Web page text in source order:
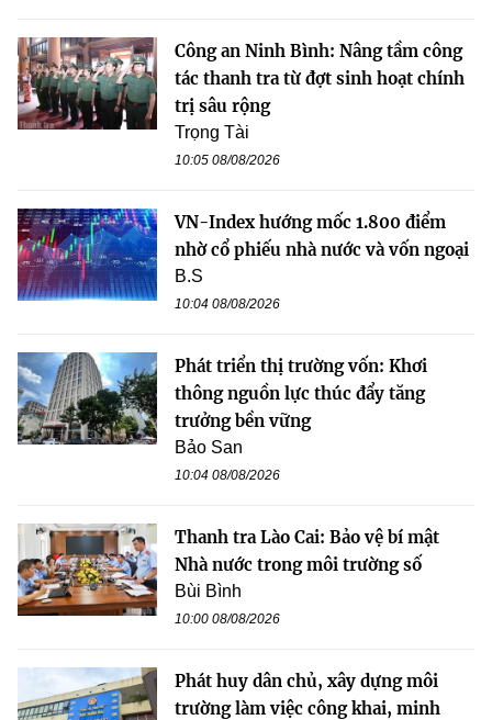
Công an Ninh Bình: Nâng tầm công
tác thanh tra từ đợt sinh hoạt chính
trị sâu rộng
Trọng Tài
10:05 08/08/2026
VN-Index hướng mốc 1.800 điểm
nhờ cổ phiếu nhà nước và vốn ngoại
B.S
10:04 08/08/2026
Phát triển thị trường vốn: Khơi
thông nguồn lực thúc đẩy tăng
trưởng bền vững
Bảo San
10:04 08/08/2026
Thanh tra Lào Cai: Bảo vệ bí mật
Nhà nước trong môi trường số
Bùi Bình
10:00 08/08/2026
Phát huy dân chủ, xây dựng môi
trường làm việc công khai, minh